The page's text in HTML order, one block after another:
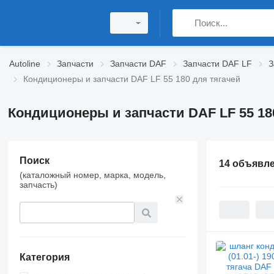
Autoline Запчасти Запчасти DAF Запчасти DAF LF
Кондиционеры и запчасти DAF LF 55 180 для тягачей
Кондиционеры и запчасти DAF LF 55
Поиск
(каталожный номер, марка, модель,
запчасть)
Категория
14